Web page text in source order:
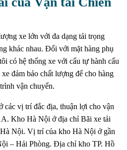
xe lớn với đa dạng tải trọng
khác nhau. Đối với mặt hàng phụ
có hệ thống xe với cẩu tự hành cẩu
đảm bảo chất lượng để cho hàng
vận chuyển.
các vị trí đắc địa, thuận lợi cho vận
Kho Hà Nội ở địa chỉ Bãi xe tải
Nội. Vị trí của kho Hà Nội ở gần
– Hải Phòng. Địa chỉ kho TP. Hồ